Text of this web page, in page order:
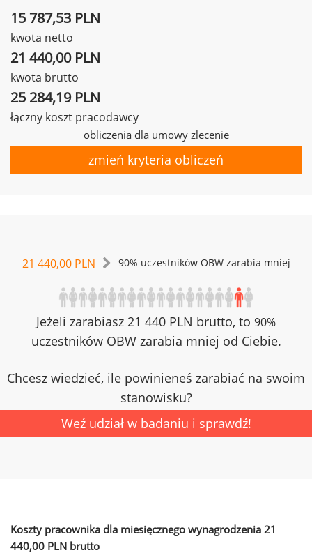
15 787,53 PLN
kwota netto
21 440,00 PLN
kwota brutto
25 284,19 PLN
łączny koszt pracodawcy
obliczenia dla umowy zlecenie
zmień kryteria obliczeń
21 440,00 PLN 90% uczestników OBW zarabia mniej
Jeżeli zarabiasz 21 440 PLN brutto, to 90%
uczestników OBW zarabia mniej od Ciebie.
Chcesz wiedzieć, ile powinieneś zarabiać na swoim
stanowisku?
Weź udział w badaniu i sprawdź!
Koszty pracownika dla miesięcznego wynagrodzenia 21
440,00 PLN brutto